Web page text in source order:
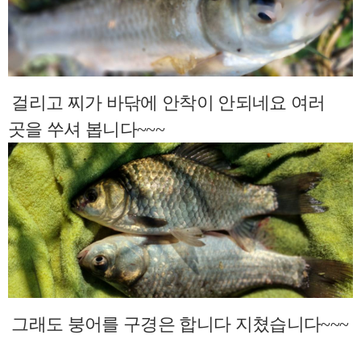
걸리고 찌가 바닦에 안착이 안되네요 여러
곳을 쑤셔 봅니다~~~
그래도 붕어를 구경은 합니다 지쳤습니다~~~